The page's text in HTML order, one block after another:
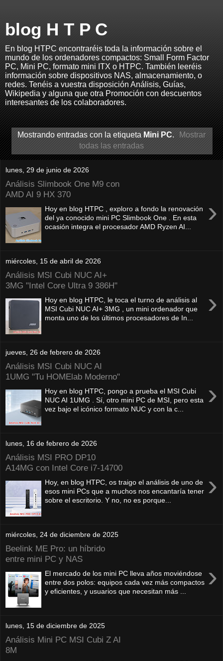
blog H T P C
En blog HTPC encontraréis toda la información sobre el
mundo de los ordenadores compactos: Small Form Factor
PC, Mini PC, formato mini ITX o HTPC. También leeréis
información sobre dispositivos NAS, almacenamiento, o
redes. Tenéis a vuestra disposición Análisis, Guías,
Wikipedia y alguna que otra Promoción con descuentos
interesantes de los colaboradores.
Mostrando entradas con la etiquetaMini PC. Mostrar
todas las entradas
lunes, 29 de junio de 2026
Análisis Slimbook One M9 con
AMD AI 9 HX 370
›
Hoy en blog HTPC , exploro a fondo la renovación
del ya conocido mini PC Slimbook One . En esta
ocasión integra el procesador AMD Ryzen AI...
miércoles, 15 de abril de 2026
Análisis MSI Cubi NUC AI+
3MG "Intel Core Ultra 9 386H"
›
Hoy en blog HTPC, le toca el turno de análisis al
MSI Cubi NUC AI+ 3MG , un mini ordenador que
monta uno de los últimos procesadores de In...
jueves, 26 de febrero de 2026
Análisis MSI Cubi NUC AI
1UMG "Tu HOMElab Moderno"
›
Hoy en blog HTPC, pongo a prueba el MSI Cubi
NUC AI 1UMG . Sí, otro mini PC de MSI, pero esta
vez bajo el icónico formato NUC y con la c...
lunes, 16 de febrero de 2026
Análisis MSI PRO DP10
A14MG con Intel Core i7-14700
›
Hoy, en blog HTPC, os traigo el análisis de uno de
esos mini PCs que a muchos nos encantaría tener
sobre el escritorio. Y no, no es porque...
miércoles, 24 de diciembre de 2025
Beelink ME Pro: un híbrido
entre mini PC y NAS
›
El mercado de los mini PC lleva años moviéndose
entre dos polos: equipos cada vez más compactos
y eficientes, y usuarios que necesitan más ...
lunes, 15 de diciembre de 2025
Análisis Mini PC MSI Cubi Z AI
8M